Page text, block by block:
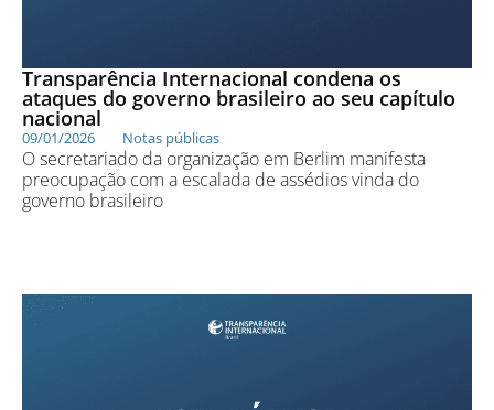
Transparência Internacional condena os
ataques do governo brasileiro ao seu capítulo
nacional
09/01/2026 Notas públicas
O secretariado da organização em Berlim manifesta
preocupação com a escalada de assédios vinda do
governo brasileiro